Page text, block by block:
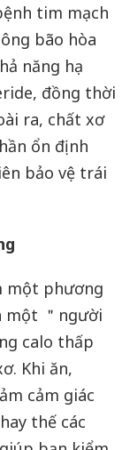
tim mạch
bão hòa
năng hạ
đồng thời
ra, chất xơ
ổn định
bảo vệ trái
một phương
một ＂người
calo thấp
Khi ăn,
cảm giác
thế các